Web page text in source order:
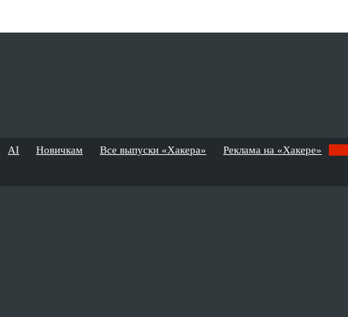
AI Новичкам Все выпуски «Хакера» Реклама на «Хакере»